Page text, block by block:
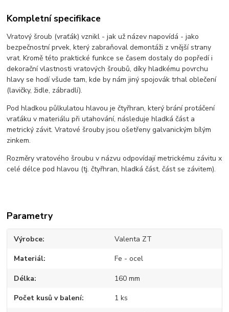
Kompletní specifikace
Vratový šroub (vraťák) vznikl - jak už název napovídá - jako
bezpečnostní prvek, který zabraňoval demontáži z vnější strany
vrat. Kromě této praktické funkce se časem dostaly do popředí i
dekorační vlastnosti vratových šroubů, díky hladkému povrchu
hlavy se hodí všude tam, kde by nám jiný spojovák trhal oblečení
(lavičky, židle, zábradlí).
Pod hladkou půlkulatou hlavou je čtyřhran, který brání protáčení
vraťáku v materiálu při utahování, následuje hladká část a
metrický závit. Vratové šrouby jsou ošetřeny galvanickým bílým
zinkem.
Rozměry vratového šroubu v názvu odpovídají metrickému závitu x
celé délce pod hlavou (tj. čtyřhran, hladká část, část se závitem).
Parametry
Výrobce Valenta ZT
Materiál Fe - ocel
Délka 160 mm
Počet kusů v balení 1 ks